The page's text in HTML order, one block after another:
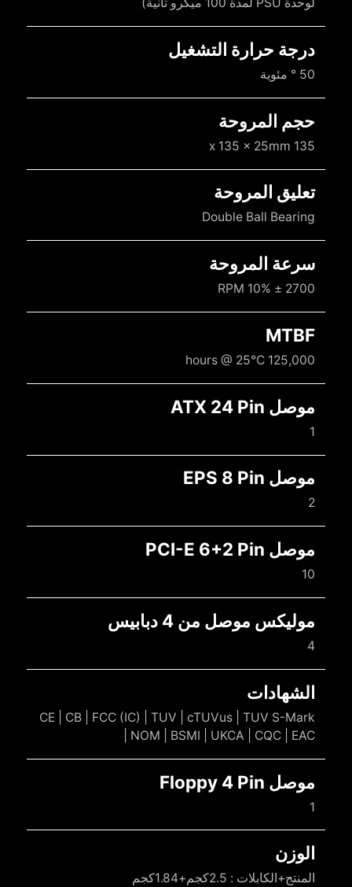
درجة حرارة التشغيل
50 ° مئوية
حجم المروحة
135 x 135 x 25mm
تعليق المروحة
Double Ball Bearing
سرعة المروحة
2700 ± 10% RPM
MTBF
125,000 hours @ 25°C
موصل ATX 24 Pin
1
موصل EPS 8 Pin
2
موصل PCI-E 6+2 Pin
10
موليكس موصل من 4 دبابيس
4
الشهادات
CE | CB | FCC (IC) | TUV | cTUVus | TUV S-Mark
| NOM | BSMI | UKCA | CQC | EAC
موصل Floppy 4 Pin
1
الوزن
المنتج+الكابلات : 2.5كجم+1.84كجم